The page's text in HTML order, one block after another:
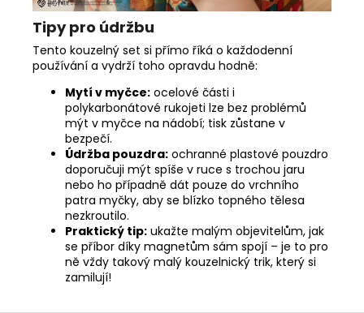
Tipy pro údržbu
Tento kouzelný set si přímo říká o každodenní
používání a vydrží toho opravdu hodně:
Mytí v myčce: ocelové části i
polykarbonátové rukojeti lze bez problémů
mýt v myčce na nádobí; tisk zůstane v
bezpečí.
Údržba pouzdra: ochranné plastové pouzdro
doporučuji mýt spíše v ruce s trochou jaru
nebo ho případně dát pouze do vrchního
patra myčky, aby se blízko topného tělesa
nezkroutilo.
Praktický tip: ukažte malým objevitelům, jak
se příbor díky magnetům sám spojí – je to pro
ně vždy takový malý kouzelnický trik, který si
zamilují!